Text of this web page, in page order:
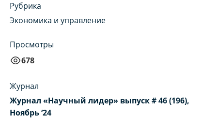
Рубрика
Экономика и управление
Просмотры
678
Журнал
Журнал «Научный лидер» выпуск # 46 (196),
Ноябрь ‘24